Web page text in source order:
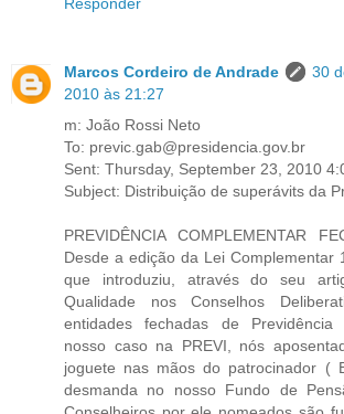
Marcos Cordeiro de Andrade
30
2010 às 21:27
m: João Rossi Neto
To: previc.gab@presidencia.gov.br
Sent: Thursday, September 23, 2010
Subject: Distribuição de superávits da
PREVIDÊNCIA COMPLEMENTAR
Desde a edição da Lei Complementar
que introduziu, através do seu
Qualidade nos Conselhos
entidades fechadas de Previdência
nosso caso na PREVI, nós
joguete nas mãos do patrocinador (
desmanda no nosso Fundo de